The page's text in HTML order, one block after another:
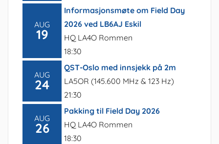
AUG
19
Informasjonsmøte om Field Day
2026 ved LB6AJ Eskil
HQ LA4O Rommen
18:30
AUG
24
QST-Oslo med innsjekk på 2m
LA5OR (145.600 MHz & 123 Hz)
21:30
AUG
26
Pakking til Field Day 2026
HQ LA4O Rommen
18:30